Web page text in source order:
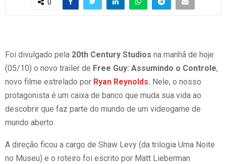
0
Foi divulgado pela 20th Century Studios na manhã de hoje
(05/10) o novo trailer de Free Guy: Assumindo o Controle,
novo filme estrelado por Ryan Reynolds. Nele, o nosso
protagonista é um caixa de banco que muda sua vida ao
descobrir que faz parte do mundo de um videogame de
mundo aberto.
A direção ficou a cargo de Shaw Levy (da trilogia Uma Noite
no Museu) e o roteiro foi escrito por Matt Lieberman